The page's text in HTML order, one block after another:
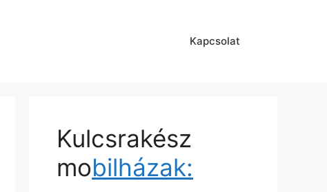
Kapcsolat
Kulcsrakész
mobilházak: